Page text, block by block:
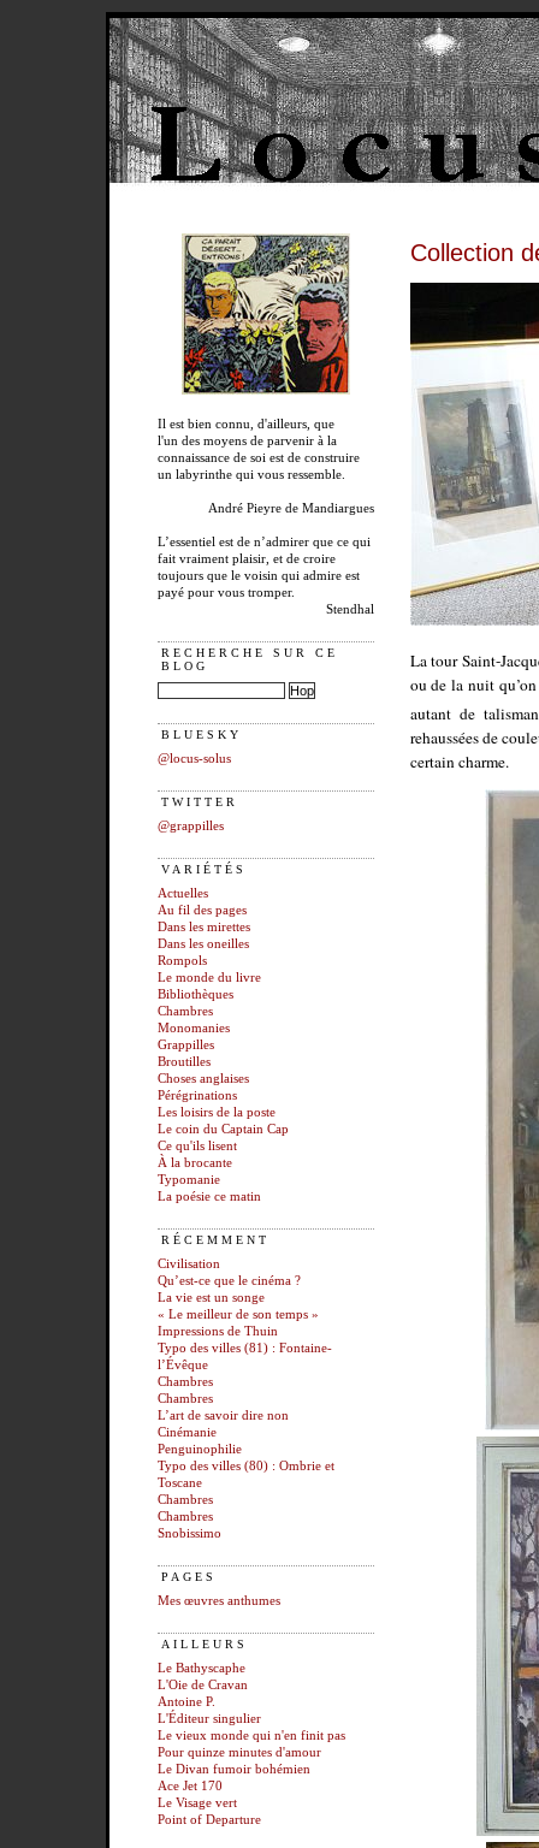
Il est bien connu, d'ailleurs, que
l'un des moyens de parvenir à la
connaissance de soi est de construire
un labyrinthe qui vous ressemble.
André Pieyre de Mandiargues
L’essentiel est de n’admirer que ce qui
fait vraiment plaisir, et de croire
toujours que le voisin qui admire est
payé pour vous tromper.
Stendhal
RECHERCHE SUR CE
BLOG
BLUESKY
@locus-solus
TWITTER
@grappilles
VARIÉTÉS
Actuelles
Au fil des pages
Dans les mirettes
Dans les oneilles
Rompols
Le monde du livre
Bibliothèques
Chambres
Monomanies
Grappilles
Broutilles
Choses anglaises
Pérégrinations
Les loisirs de la poste
Le coin du Captain Cap
Ce qu'ils lisent
À la brocante
Typomanie
La poésie ce matin
RÉCEMMENT
Civilisation
Qu’est-ce que le cinéma ?
La vie est un songe
« Le meilleur de son temps »
Impressions de Thuin
Typo des villes (81) : Fontaine-
l’Évêque
Chambres
Chambres
L’art de savoir dire non
Cinémanie
Penguinophilie
Typo des villes (80) : Ombrie et
Toscane
Chambres
Chambres
Snobissimo
PAGES
Mes œuvres anthumes
AILLEURS
Le Bathyscaphe
L'Oie de Cravan
Antoine P.
L'Éditeur singulier
Le vieux monde qui n'en finit pas
Pour quinze minutes d'amour
Le Divan fumoir bohémien
Ace Jet 170
Le Visage vert
Point of Departure
Collection
La tour Saint-
ou de la nuit
autant de
rehaussées de
certain charme.